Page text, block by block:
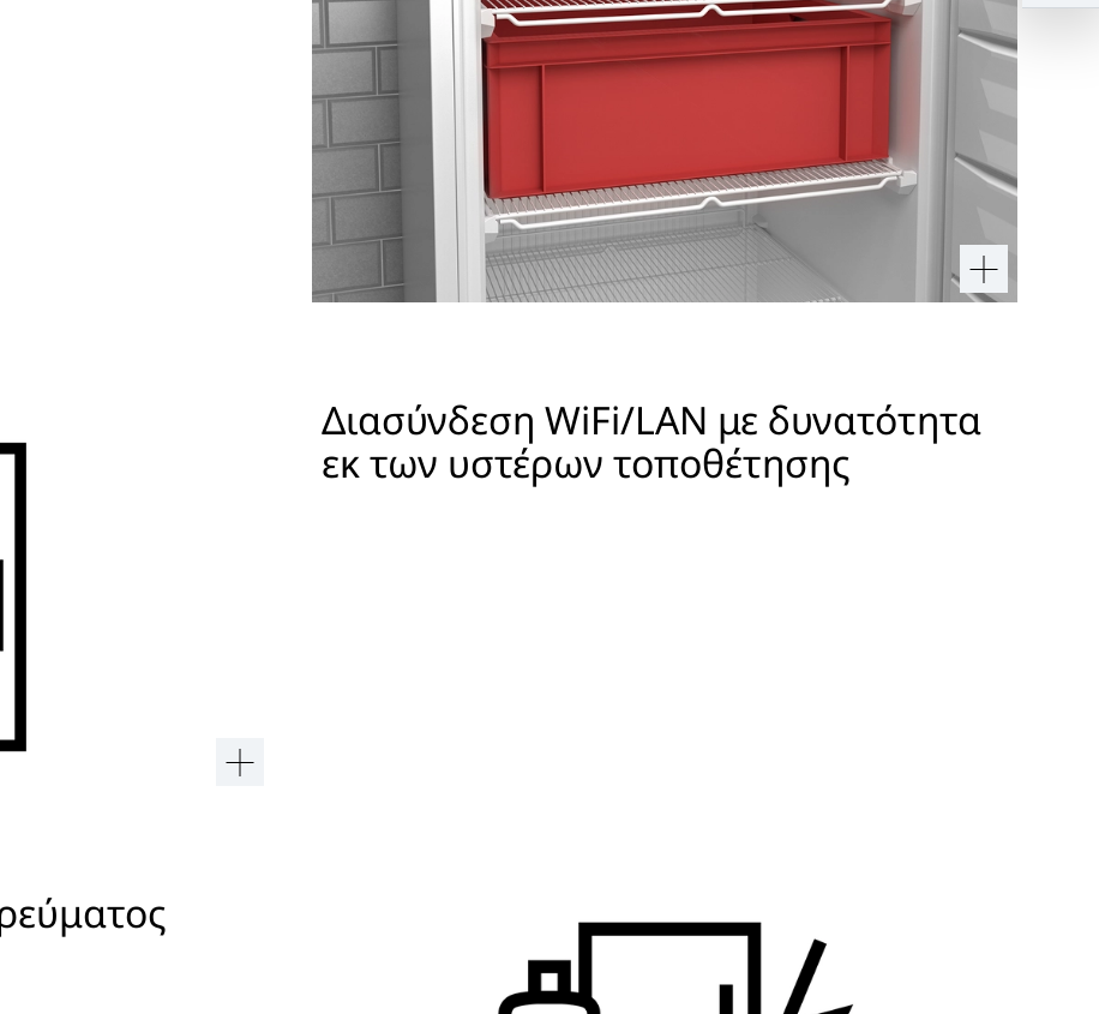
Διασύνδεση WiFi/LAN με δυνατότητα
εκ των υστέρων τοποθέτησης